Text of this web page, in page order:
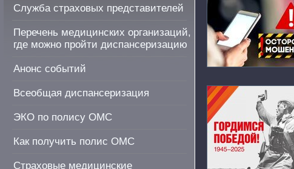
Служба страховых представителей
Перечень медицинских организаций,
где можно пройти диспансеризацию
Анонс событий
Всеобщая диспансеризация
ЭКО по полису ОМС
Как получить полис ОМС
Страховые медицинские